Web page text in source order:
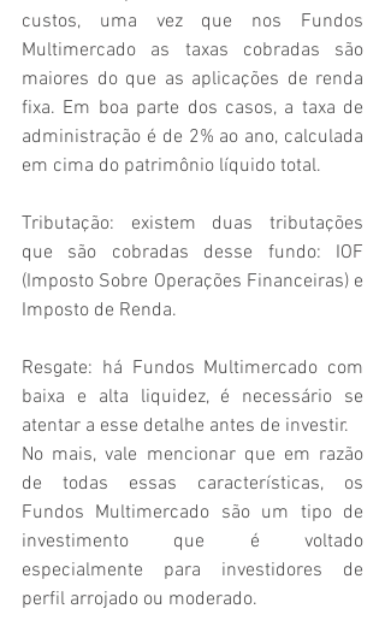
custos, uma vez que nos Fundos
Multimercado as taxas cobradas são
maiores do que as aplicações de renda
fixa. Em boa parte dos casos, a taxa de
administração é de 2% ao ano, calculada
em cima do patrimônio líquido total.
Tributação: existem duas tributações
que são cobradas desse fundo: IOF
(Imposto Sobre Operações Financeiras) e
Imposto de Renda.
Resgate: há Fundos Multimercado com
baixa e alta liquidez, é necessário se
atentar a esse detalhe antes de investir.
No mais, vale mencionar que em razão
de todas essas características, os
Fundos Multimercado são um tipo de
investimento que é voltado
especialmente para investidores de
perfil arrojado ou moderado.